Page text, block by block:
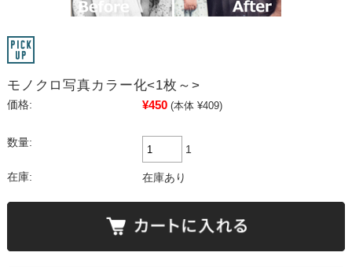
モノクロ写真カラー化<1枚～>
価格: ¥450 (本体 ¥409)
数量:
1
在庫: 在庫あり